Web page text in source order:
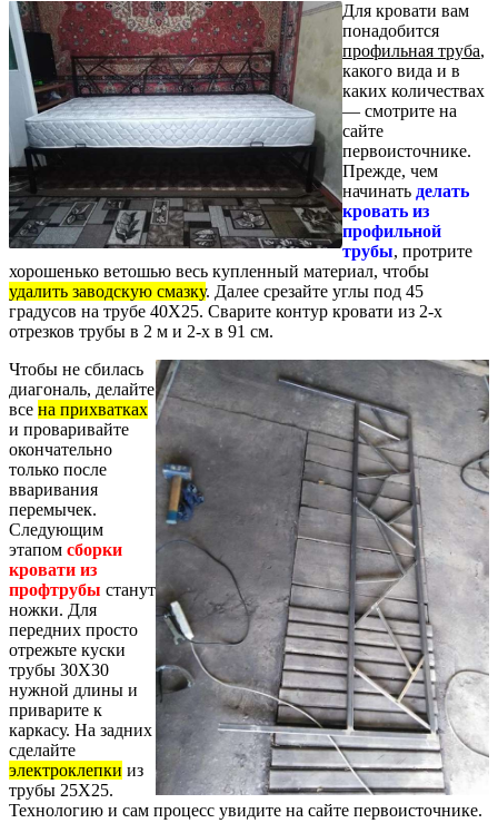
Для кровати вам
понадобится
профильная труба,
какого вида и в
каких количествах
— смотрите на
сайте
первоисточнике.
Прежде, чем
начинать делать
кровать из
профильной
трубы, протрите
хорошенько ветошью весь купленный материал, чтобы
удалить заводскую смазку. Далее срезайте углы под 45
градусов на трубе 40Х25. Сварите контур кровати из 2-х
отрезков трубы в 2 м и 2-х в 91 см.
Чтобы не сбилась
диагональ, делайте
все на прихватках
и проваривайте
окончательно
только после
вваривания
перемычек.
Следующим
этапом сборки
кровати из
профтрубы станут
ножки. Для
передних просто
отрежьте куски
трубы 30Х30
нужной длины и
приварите к
каркасу. На задних
сделайте
электроклепки из
трубы 25Х25.
Технологию и сам процесс увидите на сайте первоисточнике.